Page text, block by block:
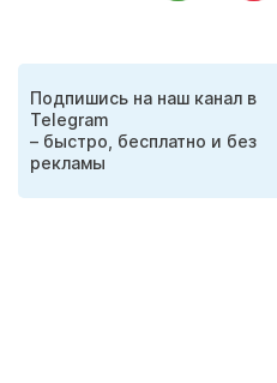
Подпишись на наш канал в
Telegram
– быстро, бесплатно и без
рекламы